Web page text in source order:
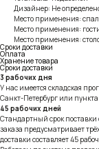
Дизайнер: Не
Место применения:
Место применения:
Место применения:
Сроки доставки
Оплата
Хранение товара
Сроки доставки
3 рабочих дня
У нас имеется складская
Санкт-Петербург или
45 рабочих дней
Стандартный срок поставки
заказа предусматривает
доставки составляет 45